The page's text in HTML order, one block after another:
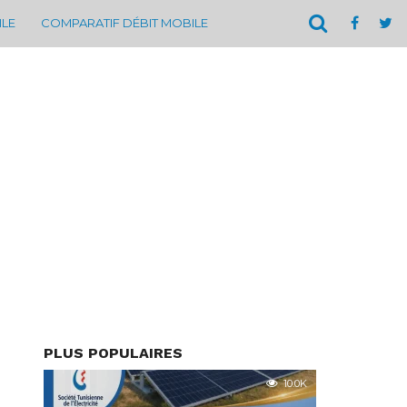
COMPARATIF DÉBIT MOBILE
PLUS POPULAIRES
10.0K